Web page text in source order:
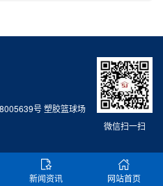
微信扫一扫
号塑胶篮球场
新闻资讯 网站首页